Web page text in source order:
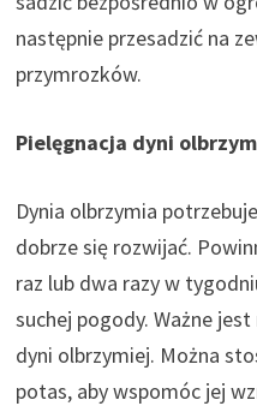
następnie przesadzić na
przymrozków.
Pielęgnacja dyni
Dynia olbrzymia
dobrze się rozwijać.
raz lub dwa razy w
suchej pogody. Ważne
dyni olbrzymiej. Można
potas, aby wspomóc jej